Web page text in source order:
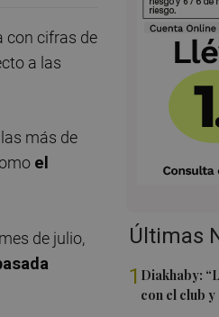
Últimas
1 Diakhaby:
con el club
con cifras de
a las
más de
el
de julio,